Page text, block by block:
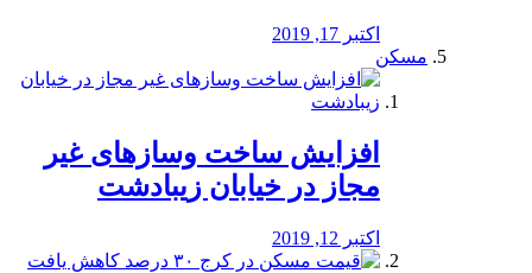
اکتبر 17, 2019
مسکن
افزایش ساخت وسازهای غیر
مجاز در خیابان زیبادشت
اکتبر 12, 2019